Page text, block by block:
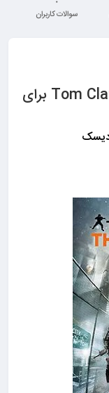
سوالات کاربران
خرید بازی Tom Clancys The Division برای